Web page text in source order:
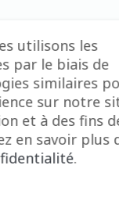
utilisons les
par le biais de
similaires
sur notre
et à des fins
en savoir plus
.